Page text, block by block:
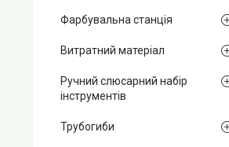
Фарбувальна станція
Витратний матеріал
Ручний слюсарний набір
інструментів
Трубогиби